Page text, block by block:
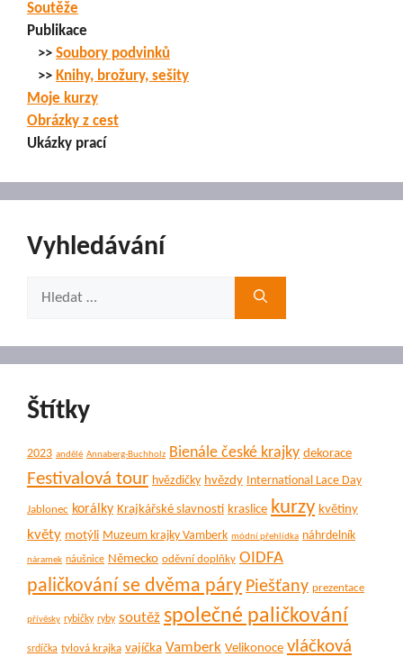
Soutěže
Publikace
>> Soubory podvinků
>> Knihy, brožury, sešity
Moje kurzy
Obrázky z cest
Ukázky prací
Vyhledávání
Štítky
2023 andělé Annaberg-Buchholz Bienále české krajky dekorace
Festivalová tour hvězdičky hvězdy International Lace Day
Jablonec korálky Krajkářské slavnosti kraslice kurzy květiny
květy motýli Muzeum krajky Vamberk módní přehlídka náhrdelník
náramek náušnice Německo oděvní doplňky OIDFA
paličkování se dvěma páry Piešťany prezentace
přívěsky rybičky ryby soutěž společné paličkování
srdíčka tylová krajka vajíčka Vamberk Velikonoce vláčková